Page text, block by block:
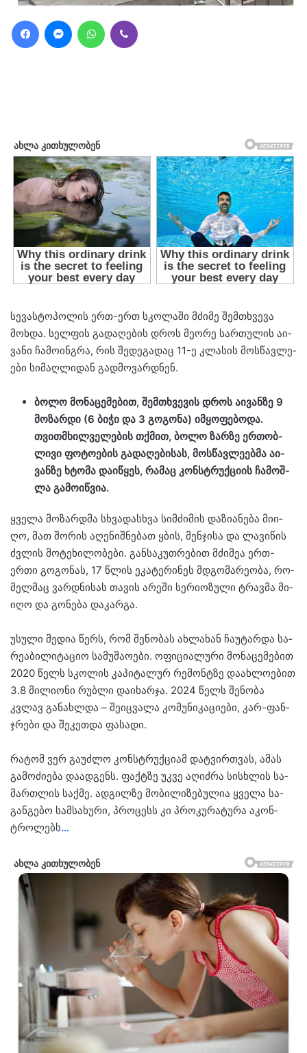
FacebookMessengerWhatsApp
სე­ვას­ტო­პო­ლის ერთ-ერთ სკო­ლა­ში მძი­მე შემ­თხვე­ვა
მოხ­და. სელ­ფის გა­და­ღე­ბის დროს მე­ო­რე სარ­თუ­ლის აი­
ვა­ნი ჩა­მო­ინ­გრა, რის შე­დე­გა­დაც 11-ე კლა­სის მოს­წავ­ლე­
ე­ბი სი­მაღ­ლი­დან გად­მო­ვარ­დნენ.
ბოლო მო­ნა­ცე­მე­ბით, შემ­თხვე­ვის დროს აი­ვან­ზე 9
მო­ზარ­დი (6 ბიჭი და 3 გო­გო­ნა) იმ­ყო­ფე­ბო­და.
თვითმხილ­ვე­ლე­ბის თქმით, ბოლო ზარ­ზე ერ­თობ­
ლი­ვი ფო­ტო­ე­ბის გა­და­ღე­ბი­სას, მოს­წავ­ლე­ებ­მა აი­
ვან­ზე ხტო­მა და­ი­წყეს, რა­მაც კონ­სტრუქ­ცი­ის ჩა­მოშ­
ლა გა­მო­იწ­ვია.
ყვე­ლა მო­ზარ­დმა სხვა­დას­ხვა სიმ­ძი­მის და­ზი­ა­ნე­ბა მი­ი­
ღო, მათ შო­რის აღე­ნიშ­ნე­ბათ ყბის, მენ­ჯი­სა და ლა­ვი­წის
ძვლის მო­ტე­ხი­ლო­ბე­ბი. გან­სა­კუთ­რე­ბით მძი­მეა ერთ-
ერთი გო­გო­ნას, 17 წლის ეკა­ტე­რი­ნეს მდგო­მა­რე­ო­ბა, რო­
მელ­მაც ვარ­დნი­სას თა­ვის არე­ში სე­რი­ო­ზუ­ლი ტრავ­მა მი­
ი­ღო და გო­ნე­ბა და­კარ­გა.
უ­სუ­ლი მე­დია წერს, რომ შე­ნო­ბას ახ­ლა­ხან ჩა­უ­ტარ­და სა­
რე­ა­ბი­ლი­ტა­ციო სა­მუ­შა­ო­ე­ბი. ოფი­ცი­ა­ლუ­რი მო­ნა­ცე­მე­ბით
2020 წელს სკო­ლის კა­პი­ტა­ლურ რე­მონტზე და­ახ­ლო­ე­ბით
3.8 მი­ლი­ო­ნი რუბ­ლი და­ი­ხარ­ჯა. 2024 წელს შე­ნო­ბა
კვლავ გა­ნახ­ლდა – შე­იც­ვა­ლა კო­მუ­ნი­კა­ცი­ე­ბი, კარ-ფან­
ჯრე­ბი და შე­კეთ­და ფა­სა­დი.
რა­ტომ ვერ გა­უძ­ლო კონ­სტრუქ­ცი­ამ დატ­ვირ­თვას, ამას
გა­მო­ძი­ე­ბა და­ად­გენს. ფაქ­ტზე უკვე აღიძ­რა სის­ხლის სა­
მარ­თლის საქ­მე. ად­გილ­ზე მო­ბი­ლი­ზე­ბუ­ლია ყვე­ლა სა­
გან­გე­ბო სამ­სა­ხუ­რი, პრო­ცესს კი პრო­კუ­რა­ტუ­რა აკონ­
ტრო­ლებს…